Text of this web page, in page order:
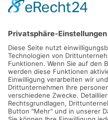
Melden Sie sich hier